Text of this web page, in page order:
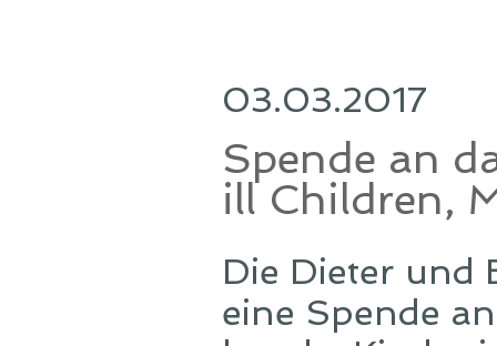
03.03.2017
Spende an
ill Children,
Die Dieter und
eine Spende